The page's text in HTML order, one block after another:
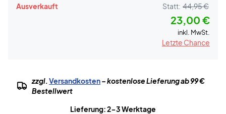
Ausverkauft Statt: 44,95 €
23,00 €
inkl. MwSt.
Letzte Chance
zzgl.Versandkosten– kostenlose Lieferung ab 99 €
Bestellwert
Lieferung: 2-3 Werktage